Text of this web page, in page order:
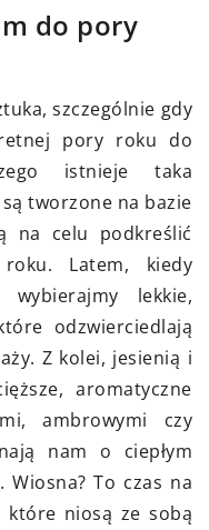
do pory
szczególnie gdy
pory roku do
istnieje taka
tworzone na bazie
na celu podkreślić
Latem, kiedy
wybierajmy lekkie,
odzwierciedlają
Z kolei, jesienią i
aromatyczne
ambrowymi czy
nam o ciepłym
To czas na
które niosą ze sobą